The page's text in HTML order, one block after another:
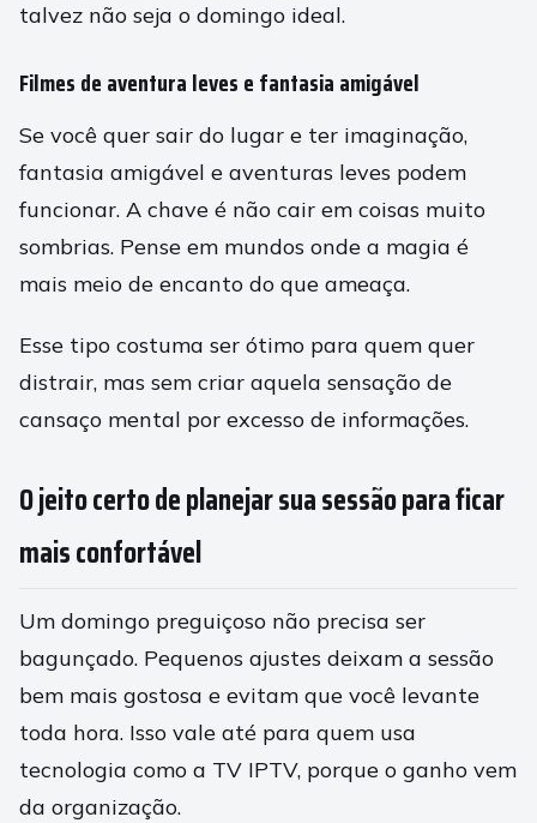
talvez não seja o domingo ideal.
Filmes de aventura leves e fantasia amigável
Se você quer sair do lugar e ter imaginação,
fantasia amigável e aventuras leves podem
funcionar. A chave é não cair em coisas muito
sombrias. Pense em mundos onde a magia é
mais meio de encanto do que ameaça.
Esse tipo costuma ser ótimo para quem quer
distrair, mas sem criar aquela sensação de
cansaço mental por excesso de informações.
O jeito certo de planejar sua sessão para ficar
mais confortável
Um domingo preguiçoso não precisa ser
bagunçado. Pequenos ajustes deixam a sessão
bem mais gostosa e evitam que você levante
toda hora. Isso vale até para quem usa
tecnologia como a TV IPTV, porque o ganho vem
da organização.